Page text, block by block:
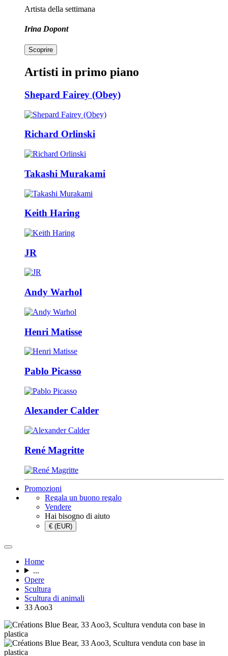
Artista della settimana
Irina Dopont
Scoprire
Artisti in primo piano
Shepard Fairey (Obey)
Richard Orlinski
Takashi Murakami
Keith Haring
JR
Andy Warhol
Henri Matisse
Pablo Picasso
Alexander Calder
René Magritte
Promozioni
Regala un buono regalo
Vendere
Hai bisogno di aiuto
€ (EUR)
Home
...
Opere
Scultura
Scultura di animali
33 Aoo3